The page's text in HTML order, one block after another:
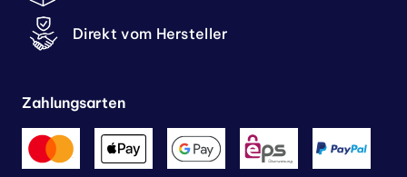
Direkt vom Hersteller
Zahlungsarten